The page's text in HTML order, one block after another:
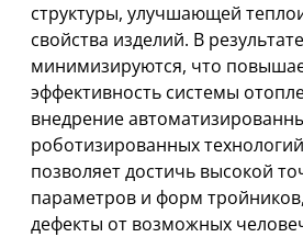
структуры, улучшающей
свойства изделий. В
минимизируются, что
эффективность системы
внедрение
роботизированных
позволяет достичь высокой
параметров и форм
дефекты от возможных